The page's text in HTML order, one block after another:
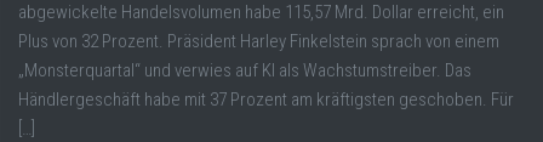
abgewickelte Handelsvolumen habe 115,57 Mrd. Dollar erreicht, ein
Plus von 32 Prozent. Präsident Harley Finkelstein sprach von einem
„Monsterquartal“ und verwies auf KI als Wachstumstreiber. Das
Händlergeschäft habe mit 37 Prozent am kräftigsten geschoben. Für
[…]